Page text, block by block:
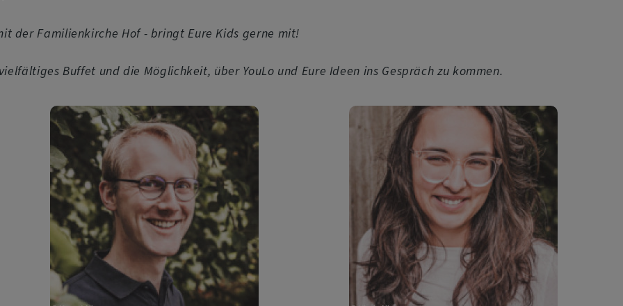
der Familienkirche Hof - bringt Eure Kids gerne mit!
Buffet und die Möglichkeit, über YouLo und Eure Ideen ins Gespräch zu kommen.